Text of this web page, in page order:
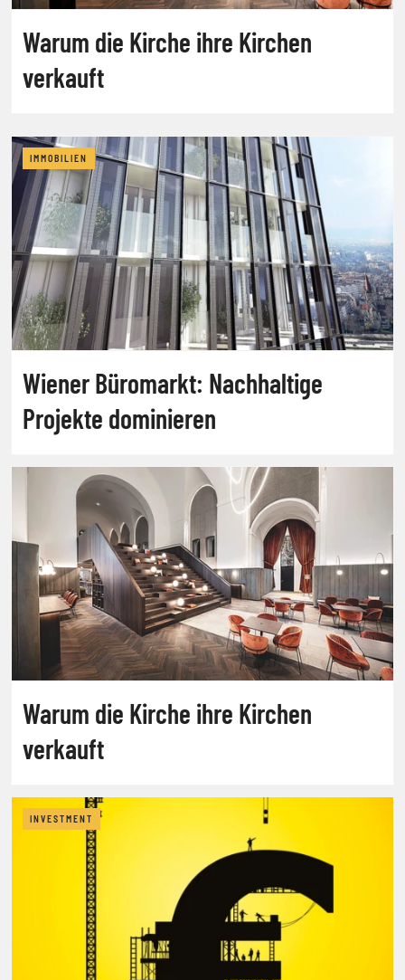
Warum die Kirche ihre Kirchen
verkauft
IMMOBILIEN
Wiener Büromarkt: Nachhaltige
Projekte dominieren
Warum die Kirche ihre Kirchen
verkauft
INVESTMENT